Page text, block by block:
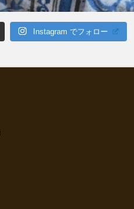
Instagram でフォロー